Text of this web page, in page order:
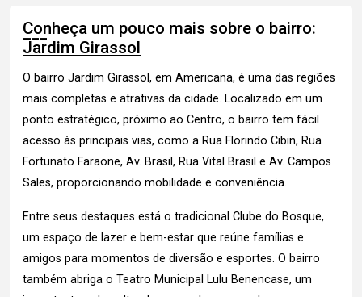
Conheça um pouco mais sobre o bairro:
Jardim Girassol
O bairro Jardim Girassol, em Americana, é uma das regiões
mais completas e atrativas da cidade. Localizado em um
ponto estratégico, próximo ao Centro, o bairro tem fácil
acesso às principais vias, como a Rua Florindo Cibin, Rua
Fortunato Faraone, Av. Brasil, Rua Vital Brasil e Av. Campos
Sales, proporcionando mobilidade e conveniência.
Entre seus destaques está o tradicional Clube do Bosque,
um espaço de lazer e bem-estar que reúne famílias e
amigos para momentos de diversão e esportes. O bairro
também abriga o Teatro Municipal Lulu Benencase, um